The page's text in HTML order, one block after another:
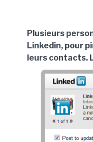
Plusieurs
Linkedin, pour
leurs contacts.